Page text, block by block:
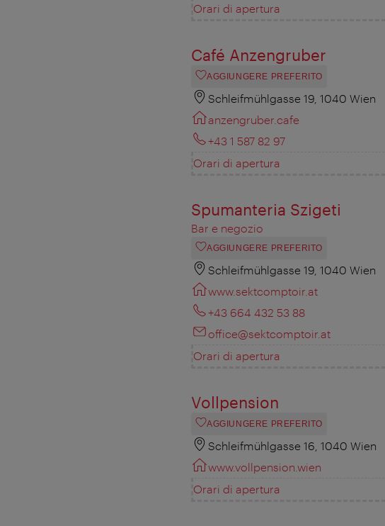
Orari di apertura
Café Anzengruber
AGGIUNGERE PREFERITO
Schleifmühlgasse 19, 1040 Wien
anzengruber.cafe
+43 1 587 82 97
Orari di apertura
Spumanteria Szigeti
Bar e negozio
AGGIUNGERE PREFERITO
Schleifmühlgasse 19, 1040 Wien
www.sektcomptoir.at
+43 664 432 53 88
office@sektcomptoir.at
Orari di apertura
Vollpension
AGGIUNGERE PREFERITO
Schleifmühlgasse 16, 1040 Wien
www.vollpension.wien
Orari di apertura